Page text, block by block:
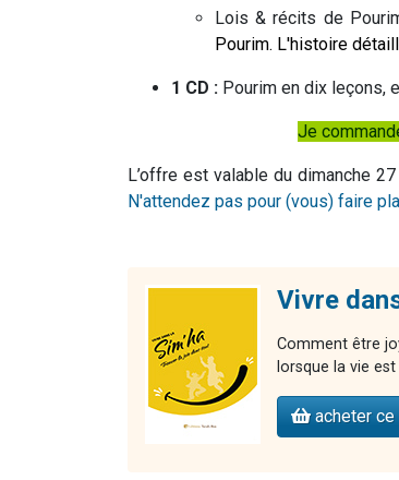
Lois & récits de
Pourim. L'histoire
1 CD : Pourim en dix leçons,
Je
L’offre est valable du dimanche
N'attendez pas pour (vous) faire
Vivre
Comment être
lorsque la vie
acheter ce